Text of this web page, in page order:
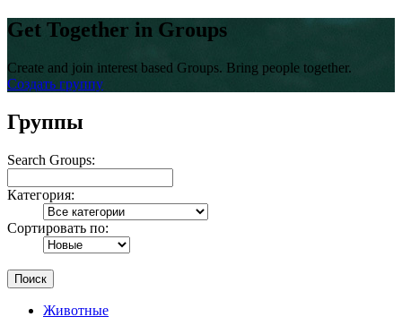
Get Together in Groups
Create and join interest based Groups. Bring people together.
Создать группу
Группы
Search Groups:
Категория:
Сортировать по:
Поиск
Животные